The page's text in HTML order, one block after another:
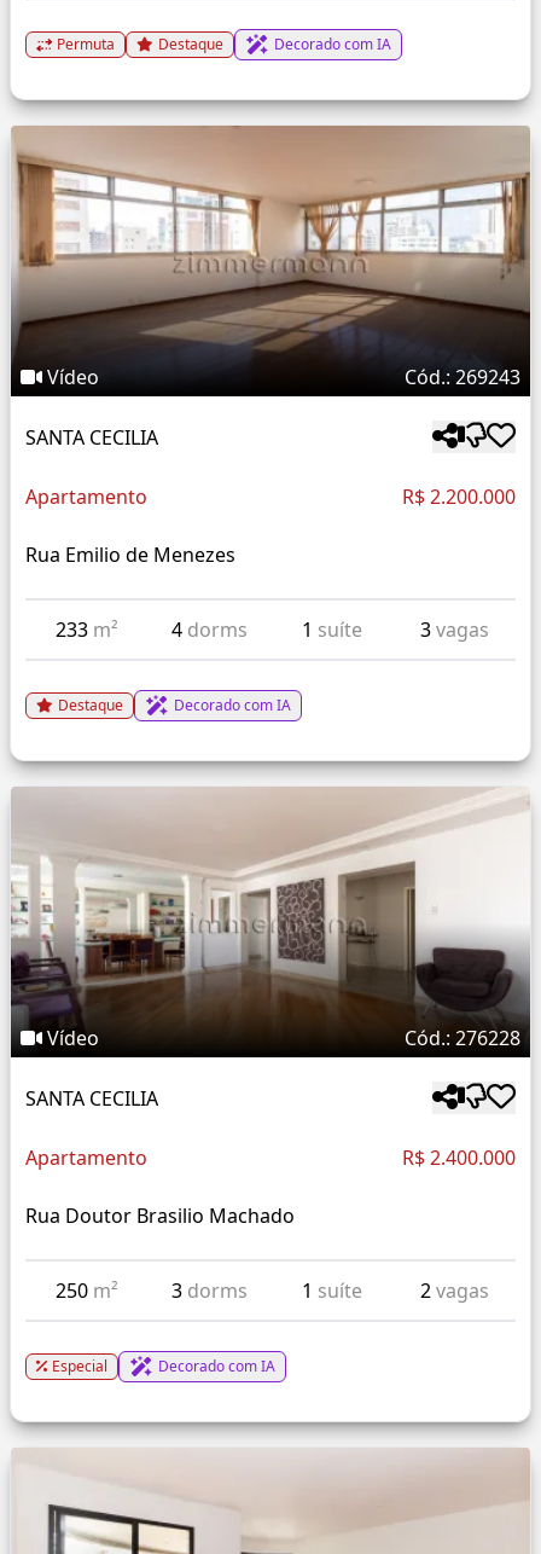
Permuta Destaque Decorado com IA
Vídeo Cód.: 269243
SANTA CECILIA
Apartamento R$ 2.200.000
Rua Emilio de Menezes
233 m² 4 dorms 1 suíte 3vagas
Destaque Decorado com IA
Vídeo Cód.: 276228
SANTA CECILIA
Apartamento R$ 2.400.000
Rua Doutor Brasilio Machado
250 m² 3 dorms 1 suíte 2vagas
Especial Decorado com IA